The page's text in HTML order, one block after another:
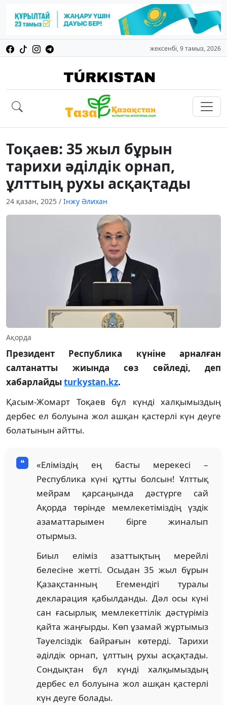
жексенбі, 9 тамыз, 2026
Тоқаев: 35 жыл бұрын
тарихи әділдік орнап,
ұлттың рухы асқақтады
24 қазан, 2025 / Інжу Әлихан
Ақорда
Президент Республика күніне арналған
салтанатты жиында сөз сөйледі, деп
хабарлайдыturkystan.kz.
Қасым-Жомарт Тоқаев бұл күнді халқымыздың
дербес ел болуына жол ашқан қастерлі күн деуге
болатынын айтты.
«Еліміздің ең басты мерекесі –
Республика күні құтты болсын! Ұлттық
мейрам қарсаңында дәстүрге сай
Ақорда төрінде мемлекетіміздің үздік
азаматтарымен бірге жиналып
отырмыз.
Биыл еліміз азаттықтың мерейлі
белесіне жетті. Осыдан 35 жыл бұрын
Қазақстанның Егемендігі туралы
декларация қабылданды. Дәл осы күні
сан ғасырлық мемлекеттілік дәстүріміз
қайта жаңғырды. Көп ұзамай жұртымыз
Тәуелсіздік байрағын көтерді. Тарихи
әділдік орнап, ұлттың рухы асқақтады.
Сондықтан бұл күнді халқымыздың
дербес ел болуына жол ашқан қастерлі
күн деуге болады.